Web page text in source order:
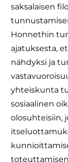
saksalaisen
Honnethin
ajatuksesta,
nähdyksi ja
yhteiskunta
sosiaalinen
olosuhteisiin,